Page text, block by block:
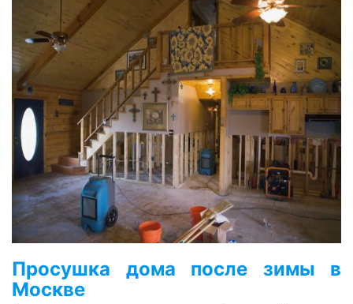
Просушка минеральной ваты в плоской
кровле
Просушка лифтовых шахт
Оценка ущерба после залива
Просушка сауны
Просушка джакузи
Просушка бассейнов
Просушка дома после зимы в
Москве